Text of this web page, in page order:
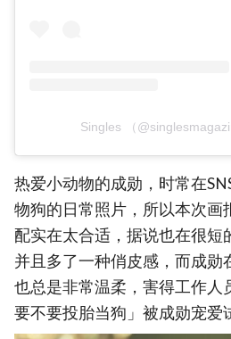
Singles （
热爱小动物的成勋，时常在
物狗的日常照片，所以本次画
配实在太合适，据说也在很短
并且多了一种俏皮感，而成勋
也总是非常温柔，害得工作人
要不要投胎当狗」被成勋宠爱